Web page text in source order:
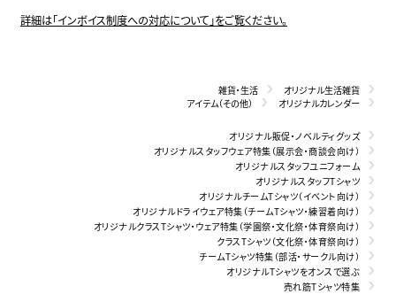
詳細は「インボイス制度への対応について」をご覧ください。
雑貨・生活
オリジナル生活雑貨
アイテム（その他）
オリジナルカレンダー
オリジナル販促・ノベルティグッズ
オリジナルスタッフウェア特集（展示会・商談会向け）
オリジナルスタッフユニフォーム
オリジナルスタッフTシャツ
オリジナルチームTシャツ（イベント向け）
オリジナルドライウェア特集（チームTシャツ・練習着向け）
オリジナルクラスTシャツ・ウェア特集（学園祭・文化祭・体育祭向け）
クラスTシャツ（文化祭・体育祭向け）
チームTシャツ特集（部活・サークル向け）
オリジナルTシャツをオンスで選ぶ
売れ筋Tシャツ特集